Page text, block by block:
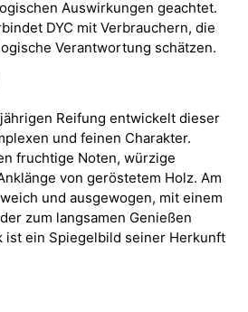
Auswirkungen geachtet.
DYC mit Verbrauchern, die
Verantwortung schätzen.
Reifung entwickelt dieser
und feinen Charakter.
fruchtige Noten, würzige
von geröstetem Holz. Am
und ausgewogen, mit einem
zum langsamen Genießen
ist ein Spiegelbild seiner Herkunft